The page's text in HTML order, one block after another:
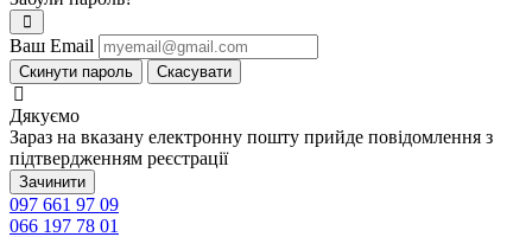
Ваш Email
Скинути пароль Скасувати
Дякуємо
Зараз на вказану електронну пошту прийде повідомлення з
підтвердженням реєстрації
Зачинити
097 661 97 09
066 197 78 01